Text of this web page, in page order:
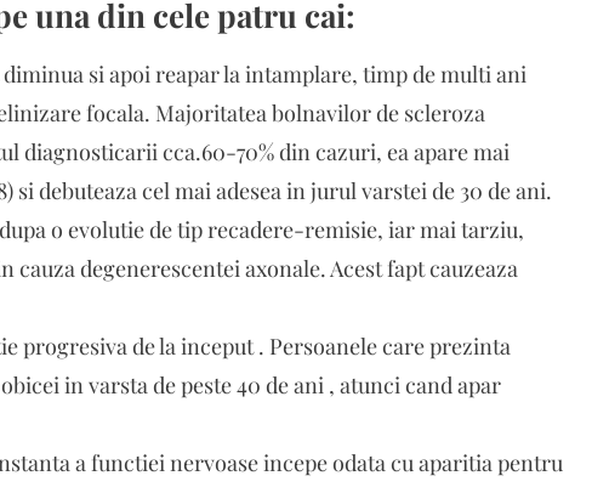
una din cele patru cai:
si apoi reapar la intamplare, timp de multi ani
focala. Majoritatea bolnavilor de scleroza
diagnosticarii cca.60-70% din cazuri, ea apare mai
debuteaza cel mai adesea in jurul varstei de 30 de ani.
o evolutie de tip recadere-remisie, iar mai tarziu,
degenerescentei axonale. Acest fapt cauzeaza
progresiva de la inceput . Persoanele care prezinta
in varsta de peste 40 de ani , atunci cand apar
a functiei nervoase incepe odata cu aparitia pentru